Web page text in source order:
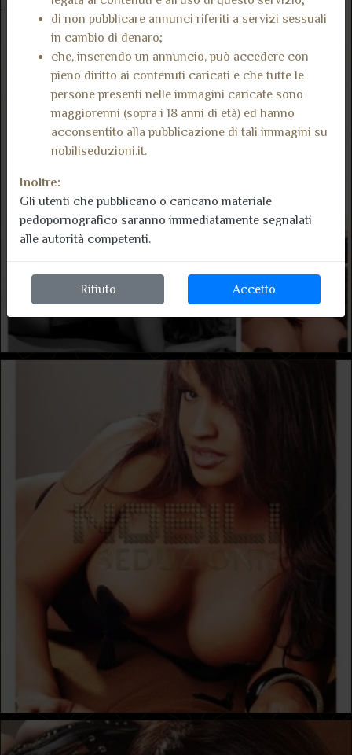
di non pubblicare annunci riferiti a servizi sessuali
in cambio di denaro;
che, inserendo un annuncio, può accedere con
pieno diritto ai contenuti caricati e che tutte le
persone presenti nelle immagini caricate sono
maggiorenni (sopra i 18 anni di età) ed hanno
acconsentito alla pubblicazione di tali immagini su
nobiliseduzioni.it.
Inoltre:
Gli utenti che pubblicano o caricano materiale
pedopornografico saranno immediatamente segnalati
alle autorità competenti.
Rifiuto Accetto